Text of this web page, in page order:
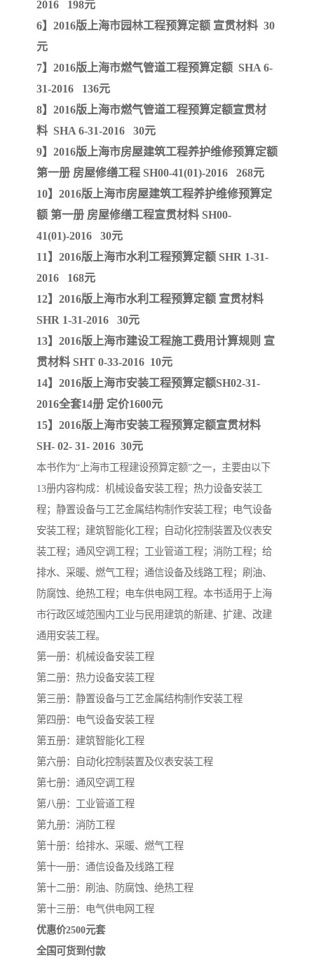
2016 198元
6】2016版上海市园林工程预算定额 宣贯材料 30
元
7】2016版上海市燃气管道工程预算定额 SHA 6-
31-2016 136元
8】2016版上海市燃气管道工程预算定额宣贯材
料 SHA 6-31-2016 30元
9】2016版上海市房屋建筑工程养护维修预算定额
第一册 房屋修缮工程 SH00-41(01)-2016 268元
10】2016版上海市房屋建筑工程养护维修预算定
额 第一册 房屋修缮工程宣贯材料 SH00-
41(01)-2016 30元
11】2016版上海市水利工程预算定额 SHR 1-31-
2016 168元
12】2016版上海市水利工程预算定额 宣贯材料
SHR 1-31-2016 30元
13】2016版上海市建设工程施工费用计算规则 宣
贯材料 SHT 0-33-2016 10元
14】2016版上海市安装工程预算定额SH02-31-
2016全套14册 定价1600元
15】2016版上海市安装工程预算定额宣贯材料
SH- 02- 31- 2016 30元
本书作为“上海市工程建设预算定额”之一，主要由以下
13册内容构成：机械设备安装工程；热力设备安装工
程；静置设备与工艺金属结构制作安装工程；电气设备
安装工程；建筑智能化工程；自动化控制装置及仪表安
装工程；通风空调工程；工业管道工程；消防工程；给
排水、采暖、燃气工程；通信设备及线路工程；刷油、
防腐蚀、绝热工程；电车供电网工程。本书适用于上海
市行政区域范围内工业与民用建筑的新建、扩建、改建
通用安装工程。
第一册：机械设备安装工程
第二册：热力设备安装工程
第三册：静置设备与工艺金属结构制作安装工程
第四册：电气设备安装工程
第五册：建筑智能化工程
第六册：自动化控制装置及仪表安装工程
第七册：通风空调工程
第八册：工业管道工程
第九册：消防工程
第十册：给排水、采暖、燃气工程
第十一册：通信设备及线路工程
第十二册：刷油、防腐蚀、绝热工程
第十三册：电气供电网工程
优惠价2500元套
全国可货到付款
云南省建设工程预算定额 2020民法典
陕西省水利工程概预算定 宁夏建设工程计价定额
冶金工业建设工程概算定 河北省建设工程消耗量定
天津建设工程预算定额
算定额
广东省水利水电概预算定 全国消耗量工程定额
四川省清单计价定额 北京市建设工程消耗量定